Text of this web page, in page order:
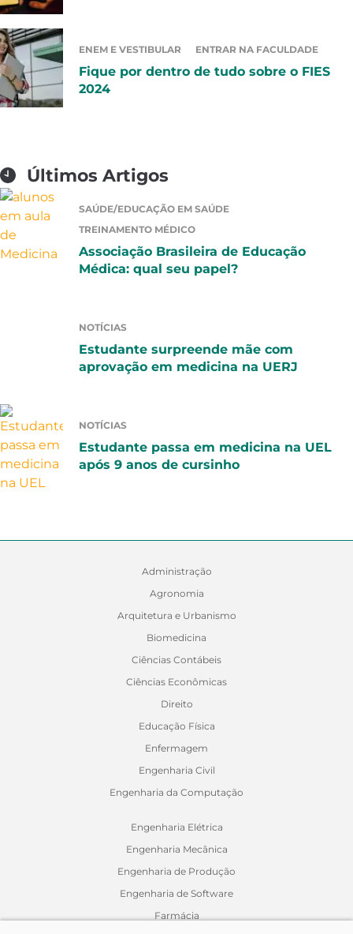
ENEM E VESTIBULAR ENTRAR NA FACULDADE
Fique por dentro de tudo sobre o FIES
2024
Últimos Artigos
SAÚDE/EDUCAÇÃO EM SAÚDE
TREINAMENTO MÉDICO
Associação Brasileira de Educação
Médica: qual seu papel?
NOTÍCIAS
Estudante surpreende mãe com
aprovação em medicina na UERJ
NOTÍCIAS
Estudante passa em medicina na UEL
após 9 anos de cursinho
Administração
Agronomia
Arquitetura e Urbanismo
Biomedicina
Ciências Contábeis
Ciências Econômicas
Direito
Educação Física
Enfermagem
Engenharia Civil
Engenharia da Computação
Engenharia Elétrica
Engenharia Mecânica
Engenharia de Produção
Engenharia de Software
Farmácia